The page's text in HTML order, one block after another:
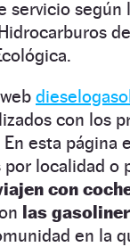
servicio según
con los
esta página
localidad o
con
las
en la